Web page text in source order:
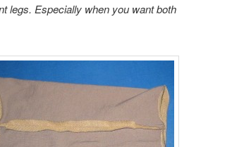
legs. Especially when you want both